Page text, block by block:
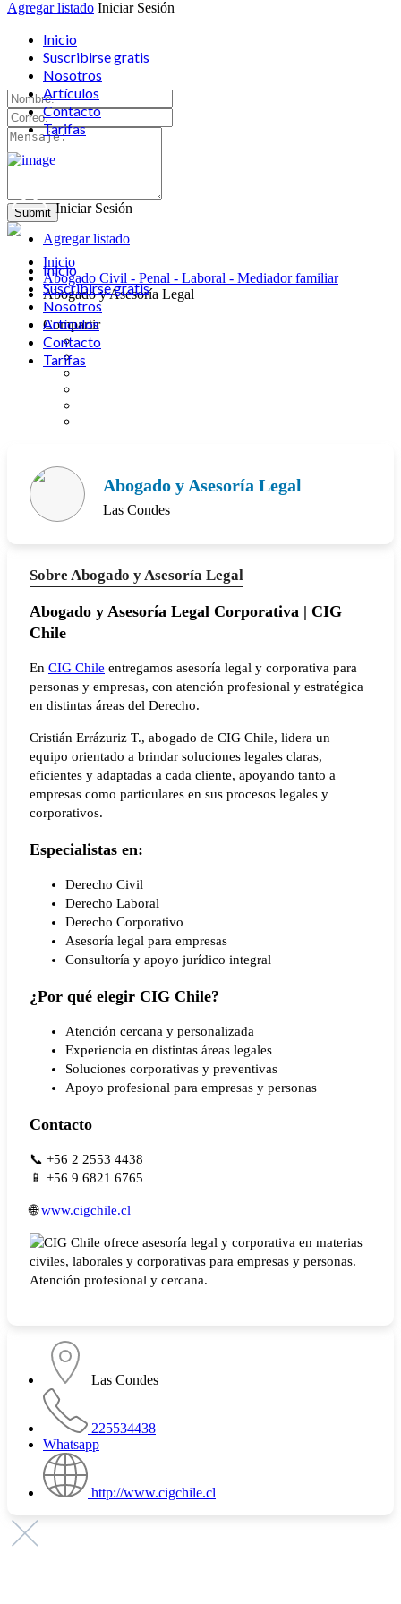
Agregar listado Iniciar Sesión
Inicio
Suscribirse gratis
Nosotros
Artículos
Contacto
Tarifas
Iniciar Sesión
Agregar listado
Inicio
Suscribirse gratis
Nosotros
Artículos
Contacto
Tarifas
Inicio
Abogado Civil - Penal - Laboral - Mediador familiar
Abogado y Asesoría Legal
Compartir
Abogado y Asesoría Legal
Las Condes
Sobre Abogado y Asesoría Legal
Abogado y Asesoría Legal Corporativa | CIG
Chile
En CIG Chile entregamos asesoría legal y corporativa para
personas y empresas, con atención profesional y estratégica
en distintas áreas del Derecho.
Cristián Errázuriz T., abogado de CIG Chile, lidera un
equipo orientado a brindar soluciones legales claras,
eficientes y adaptadas a cada cliente, apoyando tanto a
empresas como particulares en sus procesos legales y
corporativos.
Especialistas en:
Derecho Civil
Derecho Laboral
Derecho Corporativo
Asesoría legal para empresas
Consultoría y apoyo jurídico integral
¿Por qué elegir CIG Chile?
Atención cercana y personalizada
Experiencia en distintas áreas legales
Soluciones corporativas y preventivas
Apoyo profesional para empresas y personas
Contacto
📞 +56 2 2553 4438
📱 +56 9 6821 6765
🌐www.cigchile.cl
Las Condes
225534438
Whatsapp
http://www.cigchile.cl